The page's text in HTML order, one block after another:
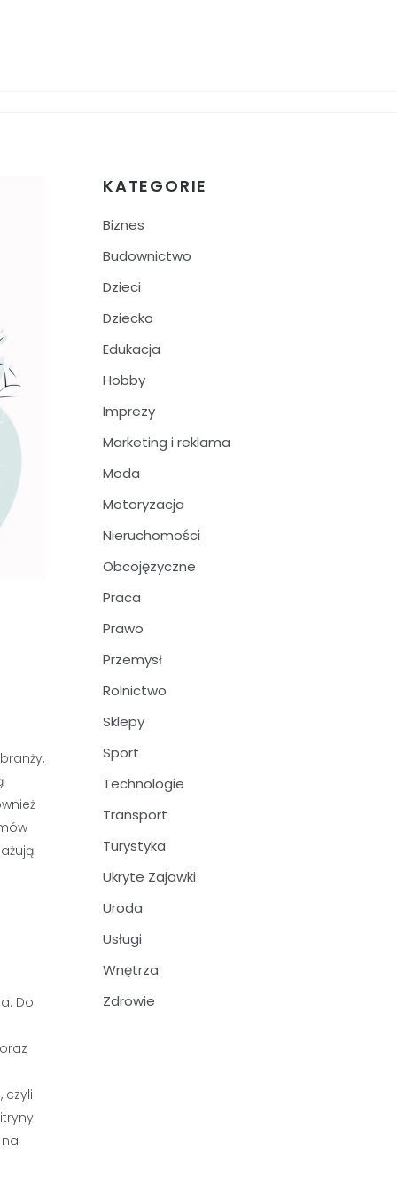
Do
czyli
KATEGORIE
Biznes
Budownictwo
Dzieci
Dziecko
Edukacja
Hobby
Imprezy
Marketing i reklama
Moda
Motoryzacja
Nieruchomości
Obcojęzyczne
Praca
Prawo
Przemysł
Rolnictwo
Sklepy
Sport
Technologie
Transport
Turystyka
Ukryte Zajawki
Uroda
Usługi
Wnętrza
Zdrowie